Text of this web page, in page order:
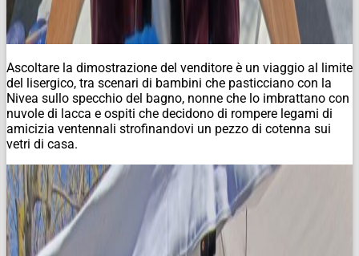
Ascoltare la dimostrazione del venditore è un viaggio al limite
del lisergico, tra scenari di bambini che pasticciano con la
Nivea sullo specchio del bagno, nonne che lo imbrattano con
nuvole di lacca e ospiti che decidono di rompere legami di
amicizia ventennali strofinandovi un pezzo di cotenna sui
vetri di casa.